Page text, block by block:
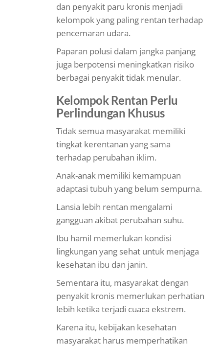
dan penyakit paru kronis menjadi
kelompok yang paling rentan terhadap
pencemaran udara.
Paparan polusi dalam jangka panjang
juga berpotensi meningkatkan risiko
berbagai penyakit tidak menular.
Kelompok Rentan Perlu
Perlindungan Khusus
Tidak semua masyarakat memiliki
tingkat kerentanan yang sama
terhadap perubahan iklim.
Anak-anak memiliki kemampuan
adaptasi tubuh yang belum sempurna.
Lansia lebih rentan mengalami
gangguan akibat perubahan suhu.
Ibu hamil memerlukan kondisi
lingkungan yang sehat untuk menjaga
kesehatan ibu dan janin.
Sementara itu, masyarakat dengan
penyakit kronis memerlukan perhatian
lebih ketika terjadi cuaca ekstrem.
Karena itu, kebijakan kesehatan
masyarakat harus memperhatikan